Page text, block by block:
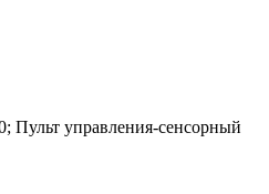
Пульт управления-сенсорный